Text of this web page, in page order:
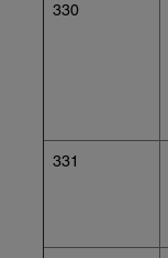
330
331